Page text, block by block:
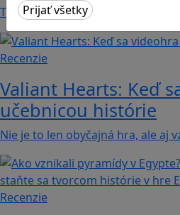
Teta Helena je v rodine jedno
Recenzie
Valiant Hearts: Keď
učebnicou histórie
Nie je to len obyčajná hra, ale aj
Recenzie